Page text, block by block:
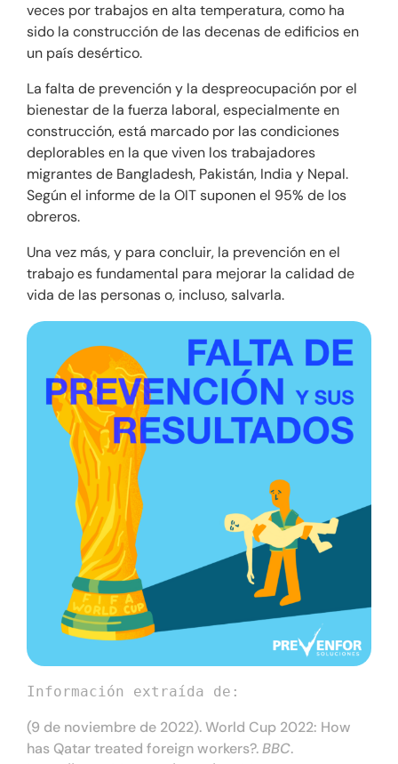
veces por trabajos en alta temperatura, como ha
sido la construcción de las decenas de edificios en
un país desértico.
La falta de prevención y la despreocupación por el
bienestar de la fuerza laboral, especialmente en
construcción, está marcado por las condiciones
deplorables en la que viven los trabajadores
migrantes de Bangladesh, Pakistán, India y Nepal.
Según el informe de la OIT suponen el 95% de los
obreros.
Una vez más, y para concluir, la prevención en el
trabajo es fundamental para mejorar la calidad de
vida de las personas o, incluso, salvarla.
Información extraída de:
(9 de noviembre de 2022). World Cup 2022: How
has Qatar treated foreign workers?.BBC.